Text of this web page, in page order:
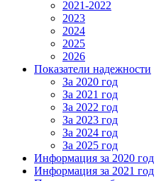
2021-2022
2023
2024
2025
2026
Показатели надежности
За 2020 год
За 2021 год
За 2022 год
За 2023 год
За 2024 год
За 2025 год
Информация за 2020 год
Информация за 2021 год